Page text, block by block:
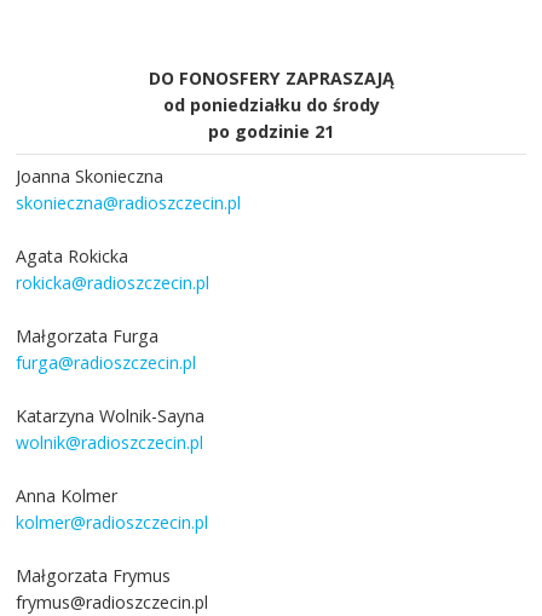
DO FONOSFERY ZAPRASZAJĄ
od poniedziałku do środy
po godzinie 21
Joanna Skonieczna
skonieczna@radioszczecin.pl
Agata Rokicka
rokicka@radioszczecin.pl
Małgorzata Furga
furga@radioszczecin.pl
Katarzyna Wolnik-Sayna
wolnik@radioszczecin.pl
Anna Kolmer
kolmer@radioszczecin.pl
Małgorzata Frymus
frymus@radioszczecin.pl